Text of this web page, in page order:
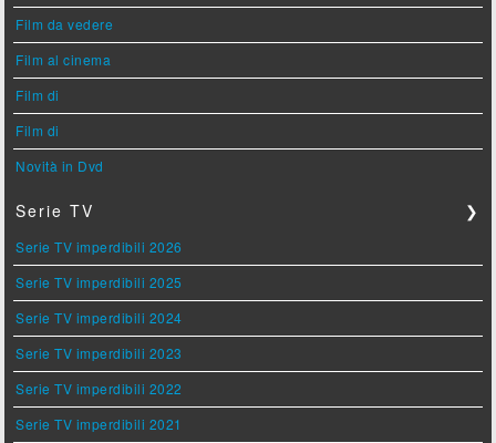
Film da vedere
Film al cinema
Film di
Film di
Novità in Dvd
Serie TV ❯
Serie TV imperdibili 2026
Serie TV imperdibili 2025
Serie TV imperdibili 2024
Serie TV imperdibili 2023
Serie TV imperdibili 2022
Serie TV imperdibili 2021